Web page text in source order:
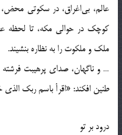
عالم، بی‌اغراق، در سکوتی
کوچک در حوالی مکه، تا لحظه
ملک و ملکوت را به نظاره بنشیند.
… و ناگهان، صدای پرهیبت فرشته
طنین افکند: «اقرأ باسم ربک
درود بر تو